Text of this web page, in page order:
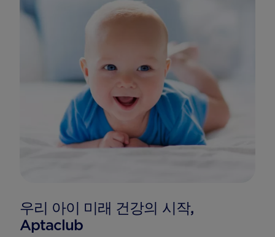
우리 아이 미래 건강의 시작,
Aptaclub